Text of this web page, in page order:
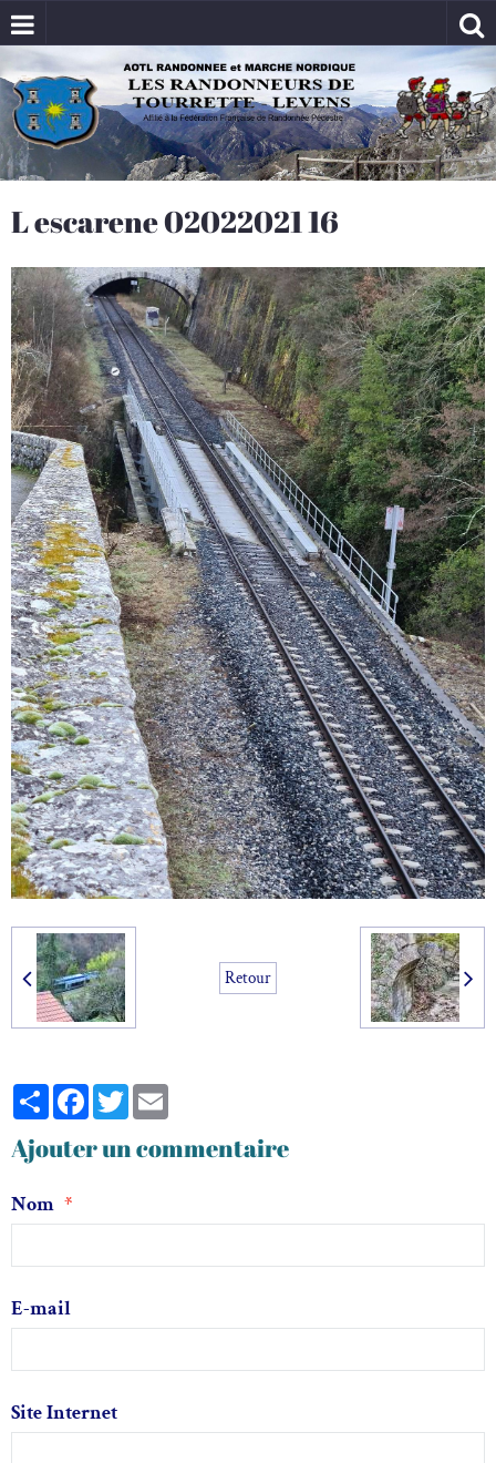
L escarene 02022021 16
Retour
PartagerFacebook
Twitter
Ajouter un commentaire
Nom
E-mail
Site Internet